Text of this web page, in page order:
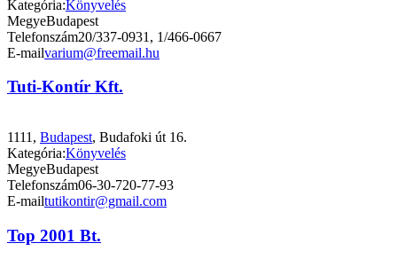
Kategória:Könyvelés
MegyeBudapest
Telefonszám20/337-0931, 1/466-0667
E-mailvarium@freemail.hu
Tuti-Kontír Kft.
1111, Budapest, Budafoki út 16.
Kategória:Könyvelés
MegyeBudapest
Telefonszám06-30-720-77-93
E-mailtutikontir@gmail.com
Top 2001 Bt.